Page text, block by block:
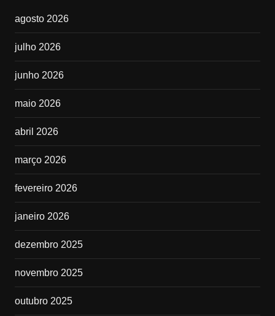
agosto 2026
julho 2026
junho 2026
maio 2026
abril 2026
março 2026
fevereiro 2026
janeiro 2026
dezembro 2025
novembro 2025
outubro 2025